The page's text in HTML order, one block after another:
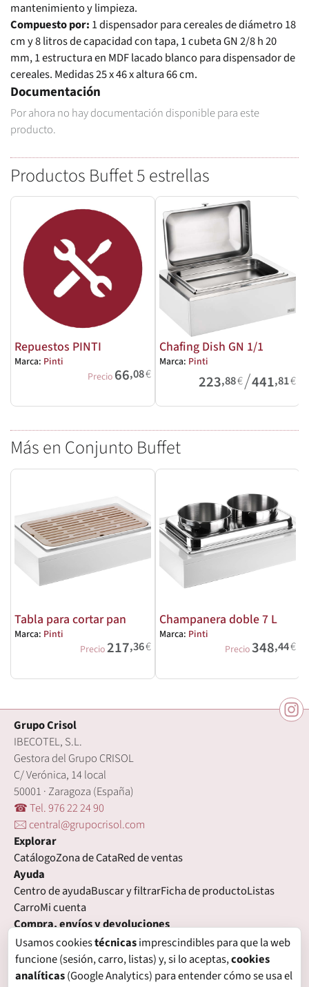
mantenimiento y limpieza.
Compuesto por: 1 dispensador para cereales de diámetro 18
cm y 8 litros de capacidad con tapa, 1 cubeta GN 2/8 h 20
mm, 1 estructura en MDF lacado blanco para dispensador de
cereales. Medidas 25 x 46 x altura 66 cm.
Documentación
Por ahora no hay documentación disponible para este
producto.
Productos Buffet 5 estrellas
Repuestos PINTI
Marca: Pinti
Precio 66,08€
Chafing Dish GN 1/1
Marca: Pinti
223,88€/441,81€
Más en Conjunto Buffet
Tabla para cortar pan
Marca: Pinti
Precio217,36€
Champanera doble 7 L
Marca: Pinti
Precio348,44€
Grupo Crisol
IBECOTEL, S.L.
Gestora del Grupo CRISOL
C/ Verónica, 14 local
50001 · Zaragoza (España)
☎ Tel. 976 22 24 90
🖂 central@grupocrisol.com
Explorar
CatálogoZona de CataRed de ventas
Ayuda
Centro de ayudaBuscar y filtrarFicha de productoListas
CarroMi cuenta
Compra, envíos y devoluciones
Condiciones de compraFormas de pagoGastos de envío
Plazos de entregaDevolucionesGarantía
Legal
Usamos cookiestécnicasimprescindibles para que la web
funcione (sesión, carro, listas) y, si lo aceptas,cookies
analíticas(Google Analytics) para entender cómo se usa el